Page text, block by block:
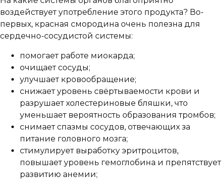
воздействует употребление этого продукта? Во-
первых, красная смородина очень полезна для
сердечно-сосудистой системы:
помогает работе миокарда;
очищает сосуды;
улучшает кровообращение;
снижает уровень свёртываемости крови и
разрушает холестериновые бляшки, что
уменьшает вероятность образования тромбов;
снимает спазмы сосудов, отвечающих за
питание головного мозга;
стимулирует выработку эритроцитов,
повышает уровень гемоглобина и препятствует
развитию анемии;